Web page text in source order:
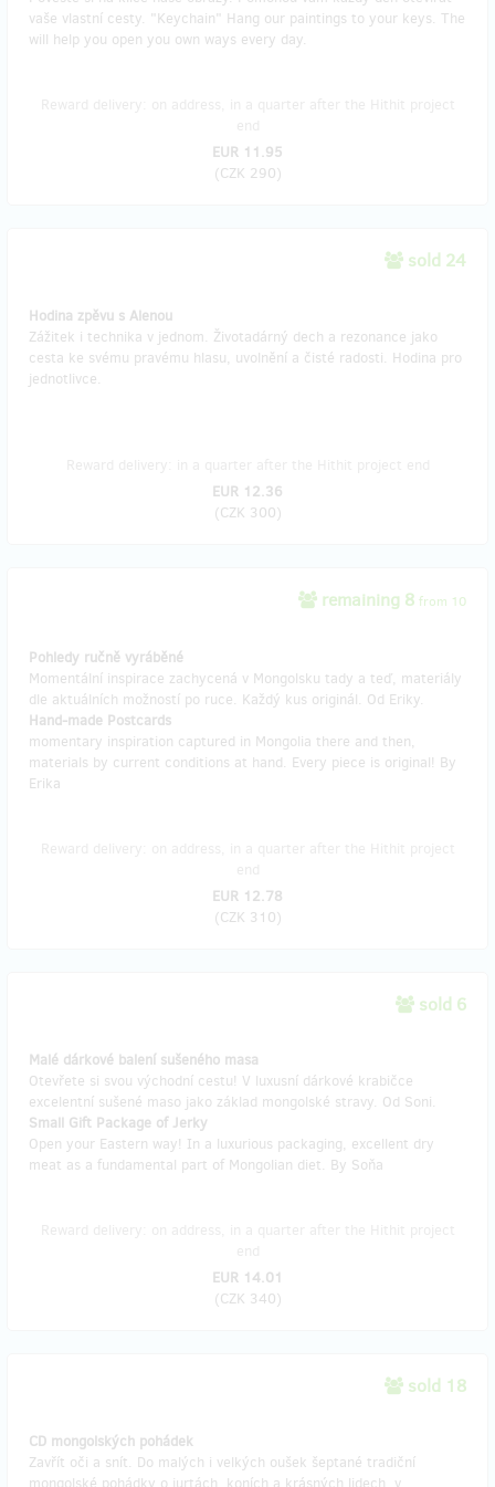
vaše vlastní cesty. "Keychain" Hang our paintings to your keys. The
will help you open you own ways every day.
EUR 11.95
(CZK 290)
sold 24
Hodina zpěvu s Alenou
Zážitek i technika v jednom. Životadárný dech a rezonance jako
cesta ke svému pravému hlasu, uvolnění a čisté radosti. Hodina pro
jednotlivce.
EUR 12.36
(CZK 300)
remaining 8 from 10
Pohledy ručně vyráběné
Momentální inspirace zachycená v Mongolsku tady a teď, materiály
dle aktuálních možností po ruce. Každý kus originál. Od Eriky.
Hand-made Postcards
momentary inspiration captured in Mongolia there and then,
materials by current conditions at hand. Every piece is original! By
Erika
EUR 12.78
(CZK 310)
sold 6
Malé dárkové balení sušeného masa
Otevřete si svou východní cestu! V luxusní dárkové krabičce
excelentní sušené maso jako základ mongolské stravy. Od Soni.
Small Gift Package of Jerky
Open your Eastern way! In a luxurious packaging, excellent dry
meat as a fundamental part of Mongolian diet. By Soňa
EUR 14.01
(CZK 340)
sold 18
CD mongolských pohádek
Zavřít oči a snít. Do malých i velkých oušek šeptané tradiční
mongolské pohádky o jurtách, koních a krásných lidech, v